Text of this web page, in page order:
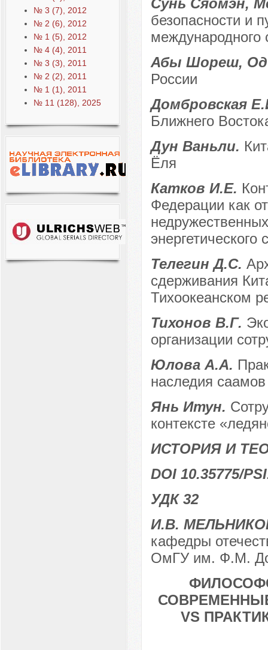
№ 3 (7), 2012
№ 2 (6), 2012
№ 1 (5), 2012
№ 4 (4), 2011
№ 3 (3), 2011
№ 2 (2), 2011
№ 1 (1), 2011
№ 11 (128), 2025
Сунь Сяомэн,
безопасности и
международного
Абы Шореш,
России
Домбровская
Ближнего
Дун Ваньли.
Ёля
Катков И.Е.
Федерации как
энергетического
Телегин Д.С.
сдерживания
Тихоокеанском
Тихонов В.Г.
организации
Юлова А.А.
наследия саамов
Янь Итун.
контексте
ИСТОРИЯ И
DOI 10.35775/
УДК 32
И.В.
кафедры
ОмГУ им. Ф.М.
VS